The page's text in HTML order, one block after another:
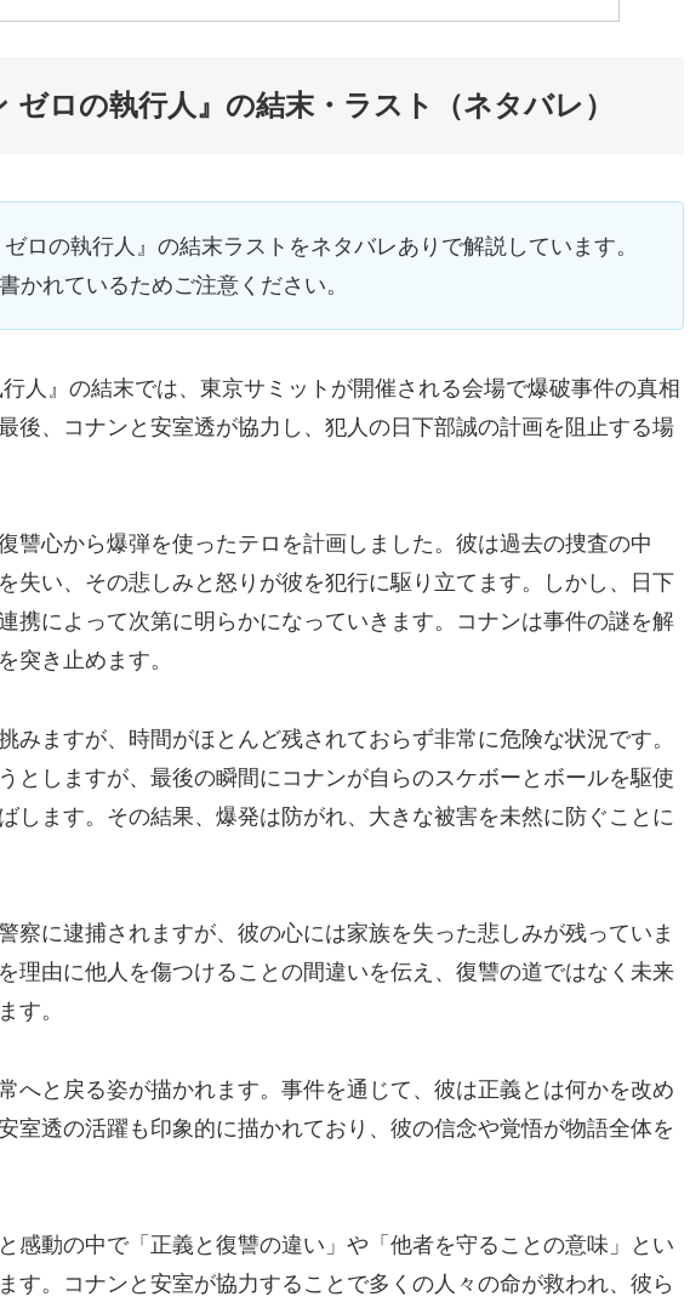
ゼロの執行人』の結末・ラスト（ネタバレ）
ロの執行人』の結末ラストをネタバレありで解説しています。
かれているためご注意ください。
人』の結末では、東京サミットが開催される会場で爆破事件の真相
後、コナンと安室透が協力し、犯人の日下部誠の計画を阻止する場
讐心から爆弾を使ったテロを計画しました。彼は過去の捜査の中
失い、その悲しみと怒りが彼を犯行に駆り立てます。しかし、日下
携によって次第に明らかになっていきます。コナンは事件の謎を解
突き止めます。
みますが、時間がほとんど残されておらず非常に危険な状況です。
としますが、最後の瞬間にコナンが自らのスケボーとボールを駆使
します。その結果、爆発は防がれ、大きな被害を未然に防ぐことに
察に逮捕されますが、彼の心には家族を失った悲しみが残っていま
理由に他人を傷つけることの間違いを伝え、復讐の道ではなく未来
す。
へと戻る姿が描かれます。事件を通じて、彼は正義とは何かを改め
室透の活躍も印象的に描かれており、彼の信念や覚悟が物語全体を
感動の中で「正義と復讐の違い」や「他者を守ることの意味」とい
す。コナンと安室が協力することで多くの人々の命が救われ、彼ら